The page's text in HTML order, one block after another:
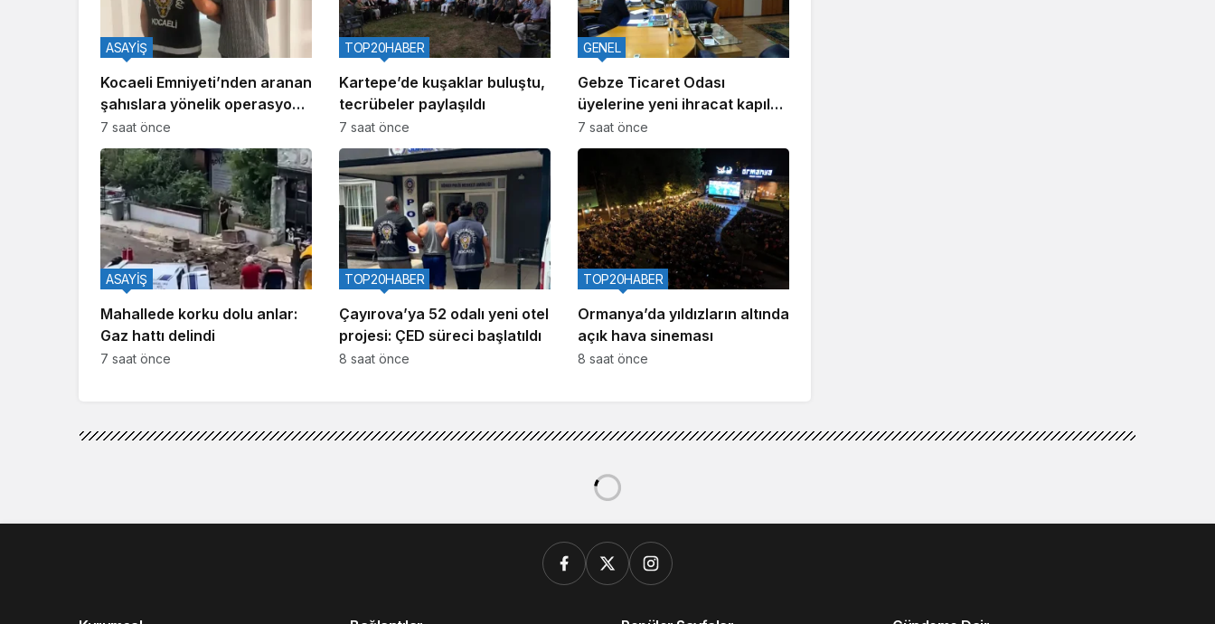
Kocaeli Emniyeti’nden aranan
şahıslara yönelik operasyon:
İki hükümlü yakalandı
ASAYİŞ
7 saat önce
Kartepe’de kuşaklar buluştu,
tecrübeler paylaşıldı
TOP20HABER
7 saat önce
Gebze Ticaret Odası
üyelerine yeni ihracat kapıları
aralıyor
GENEL
7 saat önce
Mahallede korku dolu anlar:
Gaz hattı delindi
ASAYİŞ
7 saat önce
Çayırova’ya 52 odalı yeni otel
projesi: ÇED süreci başlatıldı
TOP20HABER
8 saat önce
Ormanya’da yıldızların altında
açık hava sineması
TOP20HABER
8 saat önce